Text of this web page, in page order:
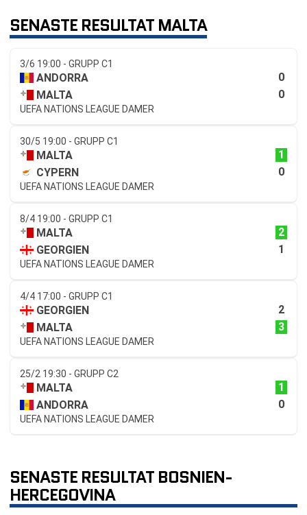
SENASTE RESULTAT MALTA
3/6 19:00 - GRUPP C1
ANDORRA
0
MALTA
0
UEFA NATIONS LEAGUE DAMER
30/5 19:00 - GRUPP C1
MALTA
1
CYPERN
0
UEFA NATIONS LEAGUE DAMER
8/4 19:00 - GRUPP C1
MALTA
2
GEORGIEN
1
UEFA NATIONS LEAGUE DAMER
4/4 17:00 - GRUPP C1
GEORGIEN
2
MALTA
3
UEFA NATIONS LEAGUE DAMER
25/2 19:30 - GRUPP C2
MALTA
1
ANDORRA
0
UEFA NATIONS LEAGUE DAMER
SENASTE RESULTAT BOSNIEN-
HERCEGOVINA